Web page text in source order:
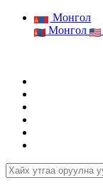
Монгол
Монгол